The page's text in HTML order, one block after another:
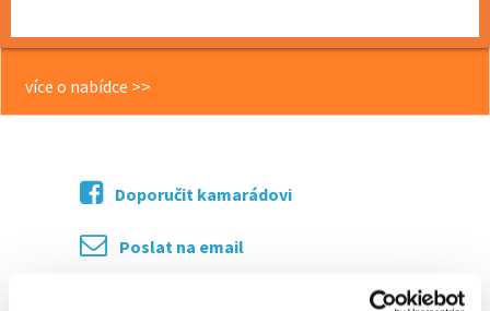
více o nabídce >>
Doporučit kamarádovi
Poslat na email